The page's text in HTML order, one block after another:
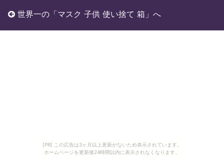
[PR] この広告は3ヶ月以上更新がないため表示されています。
ホームページを更新後24時間以内に表示されなくなります。
世界一の「マスク 子供 使い捨て 箱」へ